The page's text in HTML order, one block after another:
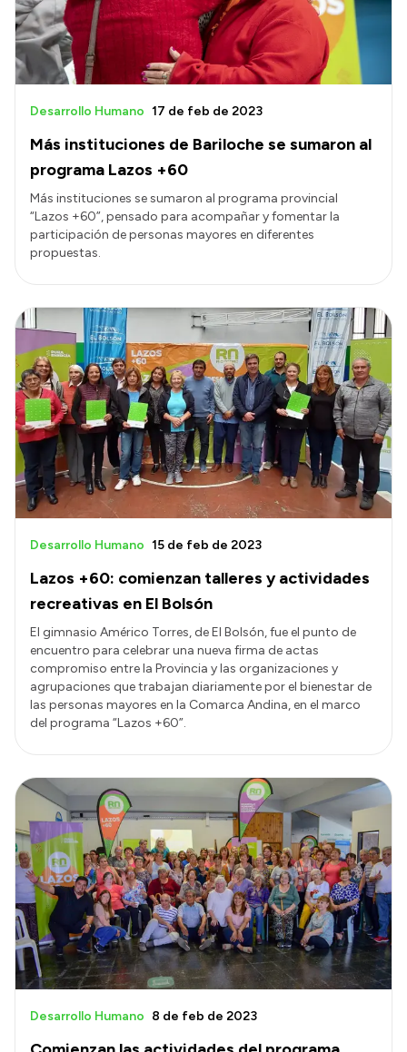
Más instituciones de Bariloche se sumaron al
programa Lazos +60
Desarrollo Humano 17 de feb de 2023
Más instituciones se sumaron al programa provincial
“Lazos +60”, pensado para acompañar y fomentar la
participación de personas mayores en diferentes
propuestas.
Lazos +60: comienzan talleres y actividades
recreativas en El Bolsón
Desarrollo Humano 15 de feb de 2023
El gimnasio Américo Torres, de El Bolsón, fue el punto de
encuentro para celebrar una nueva firma de actas
compromiso entre la Provincia y las organizaciones y
agrupaciones que trabajan diariamente por el bienestar de
las personas mayores en la Comarca Andina, en el marco
del programa “Lazos +60”.
Desarrollo Humano 8 de feb de 2023